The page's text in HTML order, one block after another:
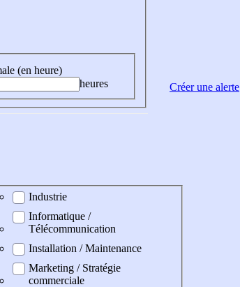
(en heure)
heures
Industrie
Informatique /
Télécommunication
Installation / Maintenance
Marketing / Stratégie
commerciale
Créer une alerte